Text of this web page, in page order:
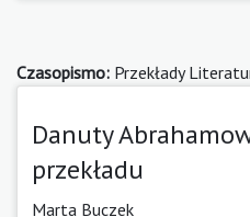
Czasopismo: Przekłady
Danuty
przekładu
Marta Buczek